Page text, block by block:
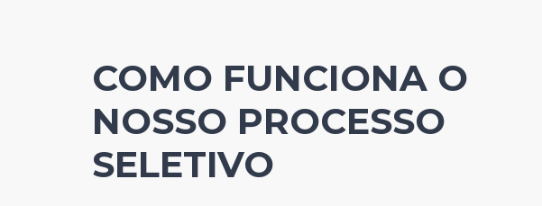
COMO FUNCIONA O
NOSSO PROCESSO
SELETIVO